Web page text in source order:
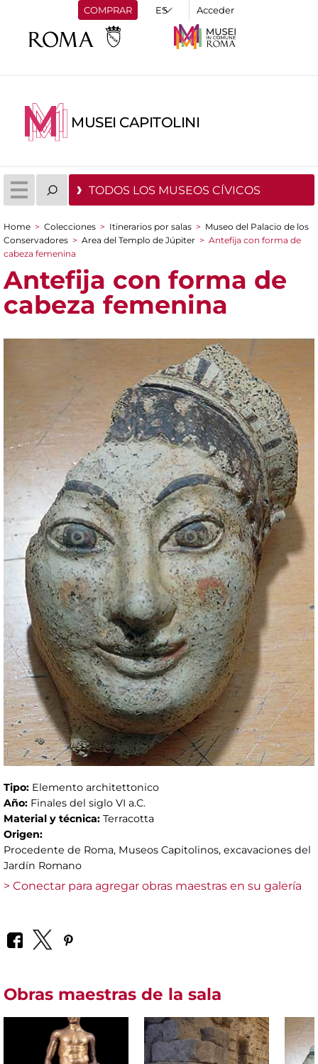
COMPRAR Acceder
MUSEI CAPITOLINI
TODOS LOS MUSEOS CÍVICOS
You are here
Home > Colecciones > Itinerarios por salas > Museo del Palacio de los
Conservadores > Area del Templo de Júpiter > Antefija con forma de
cabeza femenina
Antefija con forma de
cabeza femenina
Tipo: Elemento architettonico
Año: Finales del siglo VI a.C.
Material y técnica: Terracotta
Origen:
Procedente de Roma, Museos Capitolinos, excavaciones del
Jardín Romano
> Conectar para agregar obras maestras en su galería
Obras maestras de la sala